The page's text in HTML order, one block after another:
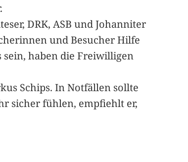
DRK, ASB und Johanniter
und Besucher Hilfe
haben die Freiwilligen
Schips. In Notfällen sollte
sicher fühlen, empfiehlt er,